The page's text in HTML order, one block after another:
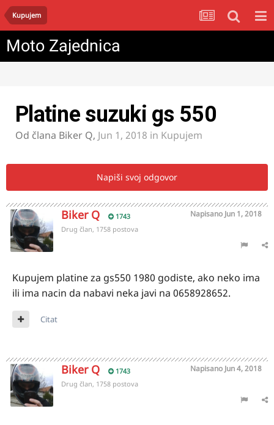
Kupujem
Moto Zajednica
Platine suzuki gs 550
Od člana Biker Q, Jun 1, 2018 in Kupujem
Napiši svoj odgovor
Biker Q 1743 Napisano Jun 1, 2018
Drug član, 1758 postova
Kupujem platine za gs550 1980 godiste, ako neko ima
ili ima nacin da nabavi neka javi na 0658928652.
Citat
Biker Q 1743 Napisano Jun 4, 2018
Drug član, 1758 postova